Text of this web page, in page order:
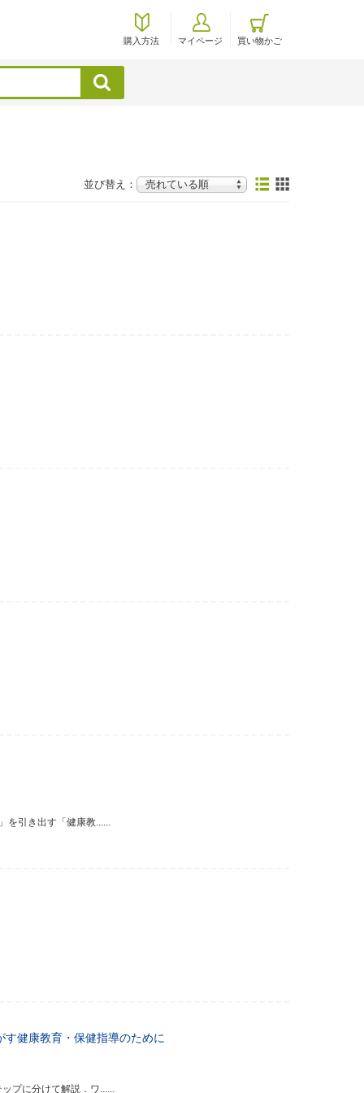
購入方法 マイページ 買い物かご
検索
並び替え：
を引き出す「健康教......
す健康教育・保健指導のために
プに分けて解説．ワ......